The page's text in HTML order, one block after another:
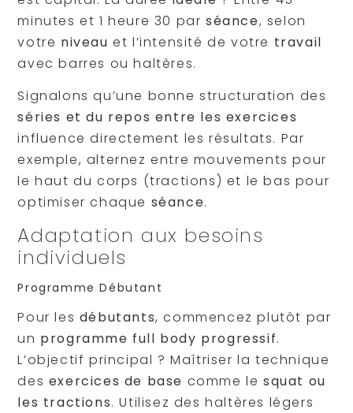
minutes et 1 heure 30 par séance, selon
votre niveau et l’intensité de votre travail
avec barres ou haltères.
Signalons qu’une bonne structuration des
séries et du repos entre les exercices
influence directement les résultats. Par
exemple, alternez entre mouvements pour
le haut du corps (tractions) et le bas pour
optimiser chaque séance.
Adaptation aux besoins
individuels
Programme Débutant
Pour les débutants, commencez plutôt par
un programme full body progressif.
L’objectif principal ? Maîtriser la technique
des exercices de base comme le squat ou
les tractions. Utilisez des haltères légers